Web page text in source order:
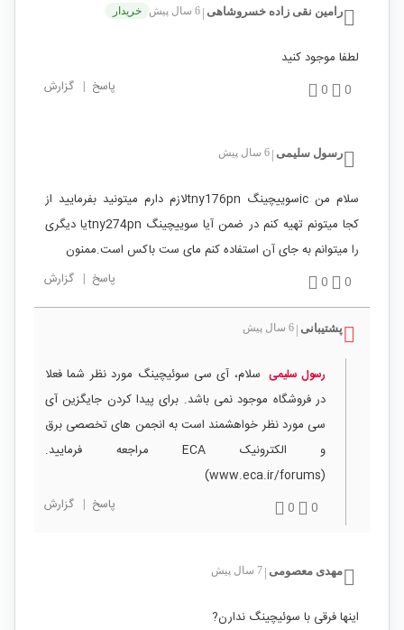
رامین نقی زاده خسروشاهی 6 سال پیش خریدار
لطفا موجود کنید
0
0 پاسخ | گزارش
رسول سلیمی 6 سال پیش
سلام من icسوییچینگ tny176pnلازم دارم میتونید بفرمایید از
کجا میتونم تهیه کنم در ضمن آیا سوییچینگ tny274pnیا دیگری
را میتوانم به جای آن استفاده کنم مای ست باکس است.ممنون
0
0 پاسخ | گزارش
پشتیبانی 6 سال پیش
رسول سلیمی سلام، آی سی سوئیچینگ مورد نظر شما فعلا
در فروشگاه موجود نمی باشد. برای پیدا کردن جایگزین آی
سی مورد نظر خواهشمند است به انجمن های تخصصی برق
و الکترونیک ECA مراجعه فرمایید.
(www.eca.ir/forums)
0
0 پاسخ | گزارش
مهدی معصومی 7 سال پیش
اینها فرقی با سوئیچینگ ندارن?